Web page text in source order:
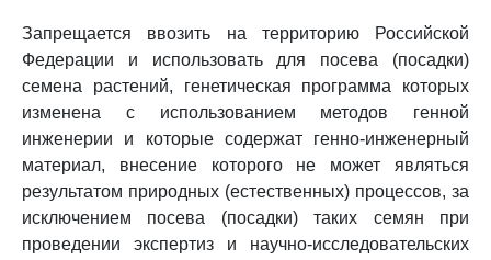
Запрещается ввозить на территорию Российской
Федерации и использовать для посева (посадки)
семена растений, генетическая программа которых
изменена с использованием методов генной
инженерии и которые содержат генно-инженерный
материал, внесение которого не может являться
результатом природных (естественных) процессов, за
исключением посева (посадки) таких семян при
проведении экспертиз и научно-исследовательских